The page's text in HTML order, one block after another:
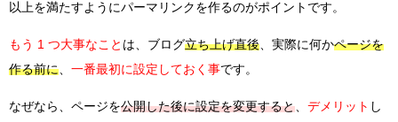
以上を満たすようにパーマリンクを作るのがポイントです。
もう 1 つ大事なこと は 、ブログ立ち上げ直後 、実際に何かページを
作る前に
一番最初に設定しておく事です。
なぜなら、ページを公開した後に設定を変更すると デメリット し